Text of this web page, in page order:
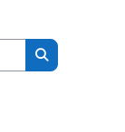
Search